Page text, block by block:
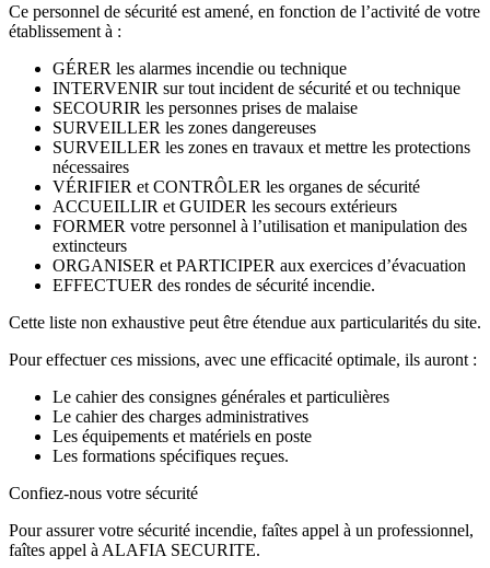
Ce personnel de sécurité est amené, en fonction de l’activité de votre
établissement à :
GÉRER les alarmes incendie ou technique
INTERVENIR sur tout incident de sécurité et ou technique
SECOURIR les personnes prises de malaise
SURVEILLER les zones dangereuses
SURVEILLER les zones en travaux et mettre les protections
nécessaires
VÉRIFIER et CONTRÔLER les organes de sécurité
ACCUEILLIR et GUIDER les secours extérieurs
FORMER votre personnel à l’utilisation et manipulation des
extincteurs
ORGANISER et PARTICIPER aux exercices d’évacuation
EFFECTUER des rondes de sécurité incendie.
Cette liste non exhaustive peut être étendue aux particularités du site.
Pour effectuer ces missions, avec une efficacité optimale, ils auront :
Le cahier des consignes générales et particulières
Le cahier des charges administratives
Les équipements et matériels en poste
Les formations spécifiques reçues.
Confiez-nous votre sécurité
Pour assurer votre sécurité incendie, faîtes appel à un professionnel,
faîtes appel à ALAFIA SECURITE.